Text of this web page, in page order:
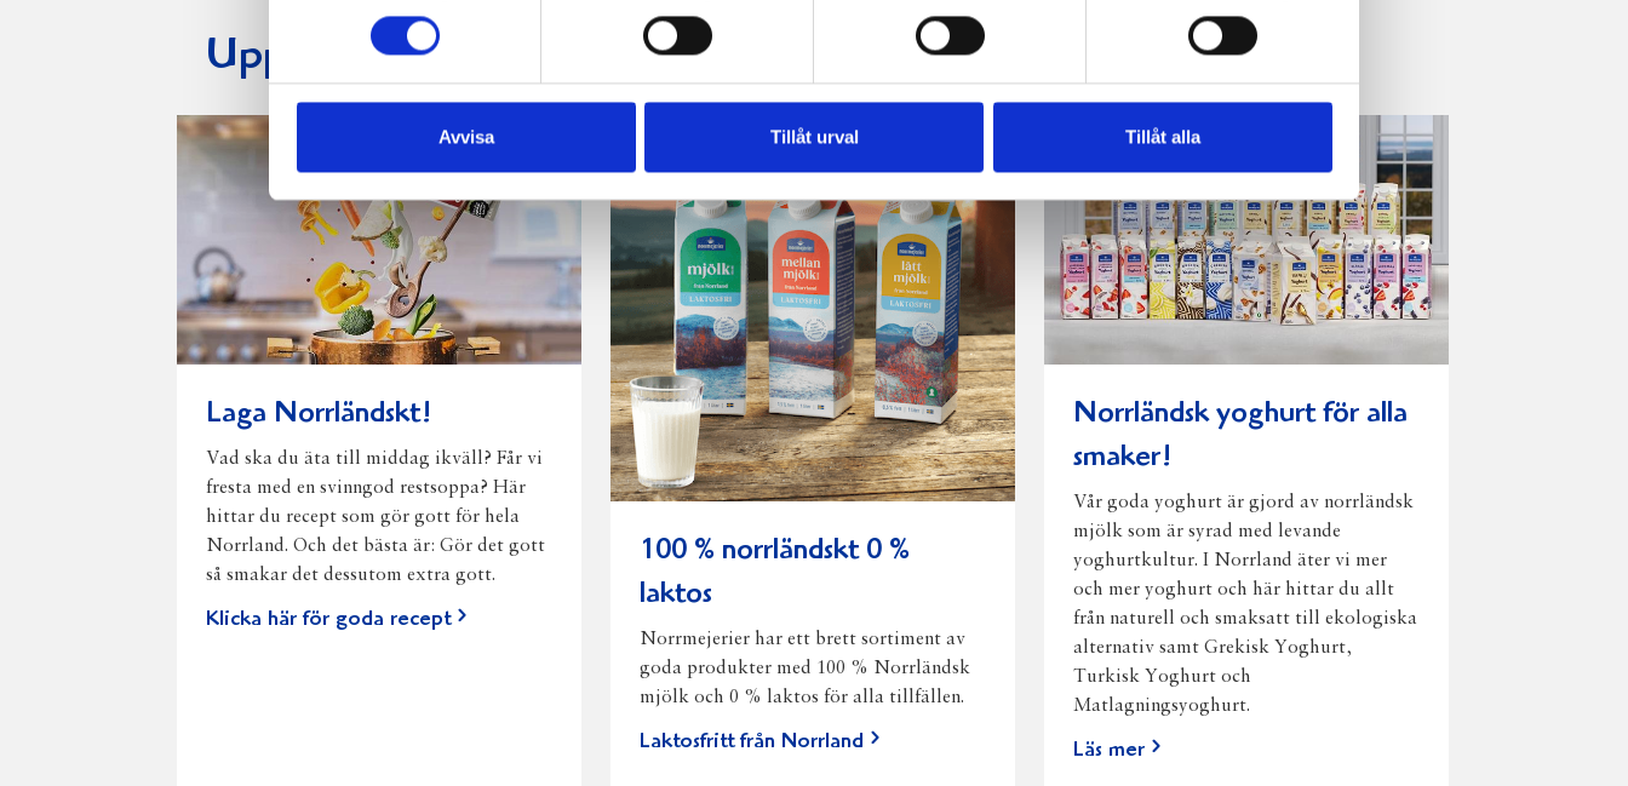
Avvisa Tillåt urval Tillåt alla
Upptäck mer
Laga Norrländskt!
Vad ska du äta till middag ikväll? Får vi
fresta med en svinngod restsoppa? Här
hittar du recept som gör gott för hela
Norrland. Och det bästa är: Gör det gott
så smakar det dessutom extra gott.
Klicka här för goda recept
100 % norrländskt 0 %
laktos
Norrmejerier har ett brett sortiment av
goda produkter med 100 % Norrländsk
mjölk och 0 % laktos för alla tillfällen.
Laktosfritt från Norrland
Norrländsk yoghurt för alla
smaker!
Vår goda yoghurt är gjord av norrländsk
mjölk som är syrad med levande
yoghurtkultur. I Norrland äter vi mer
och mer yoghurt och här hittar du allt
från naturell och smaksatt till ekologiska
alternativ samt Grekisk Yoghurt,
Turkisk Yoghurt och
Matlagningsyoghurt.
Läs mer